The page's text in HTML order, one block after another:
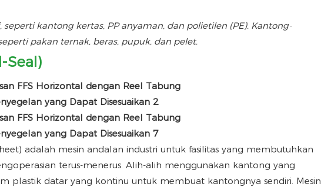
kantong kertas, PP anyaman, dan polietilen (PE). Kantong-
pakan ternak, beras, pupuk, dan pelet.
Seal)
adalah mesin andalan industri untuk fasilitas yang membutuhkan
terus-menerus. Alih-alih menggunakan kantong yang
plastik datar yang kontinu untuk membuat kantongnya sendiri. Mesin